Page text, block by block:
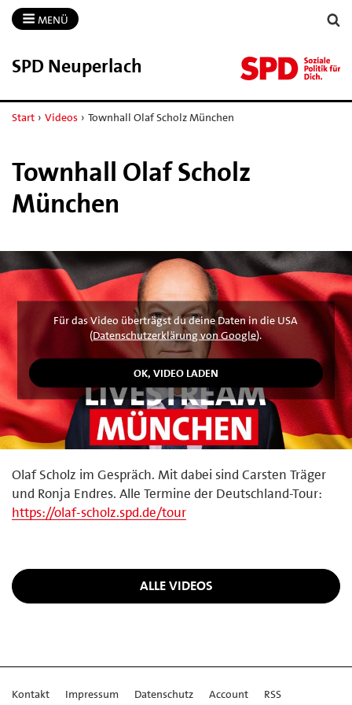
MENÜ
SPD Neuperlach
Start › Videos › Townhall Olaf Scholz München
Townhall Olaf Scholz
München
Für das Video überträgst du deine Daten in die USA
(Datenschutzerklärung von Google).
Olaf Scholz im Gespräch. Mit dabei sind Carsten Träger
und Ronja Endres. Alle Termine der Deutschland-Tour:
https://olaf-scholz.spd.de/tour
ALLE VIDEOS
Kontakt Impressum Datenschutz Account RSS